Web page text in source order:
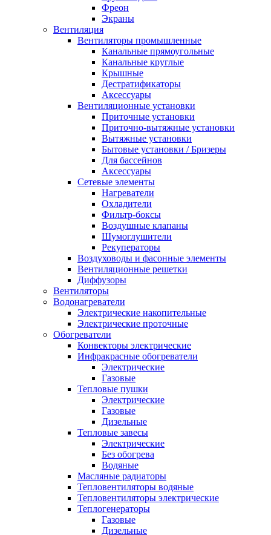
Фреон
Экраны
Вентиляция
Вентиляторы промышленные
Канальные прямоугольные
Канальные круглые
Крышные
Дестратификаторы
Аксессуары
Вентиляционные установки
Приточные установки
Приточно-вытяжные установки
Вытяжные установки
Бытовые установки / Бризеры
Для бассейнов
Аксессуары
Сетевые элементы
Нагреватели
Охладители
Фильтр-боксы
Воздушные клапаны
Шумоглушители
Рекуператоры
Воздуховоды и фасонные элементы
Вентиляционные решетки
Диффузоры
Вентиляторы
Водонагреватели
Электрические накопительные
Электрические проточные
Обогреватели
Конвекторы электрические
Инфракрасные обогреватели
Электрические
Газовые
Тепловые пушки
Электрические
Газовые
Дизельные
Тепловые завесы
Электрические
Без обогрева
Водяные
Масляные радиаторы
Тепловентиляторы водяные
Тепловентиляторы электрические
Теплогенераторы
Газовые
Дизельные